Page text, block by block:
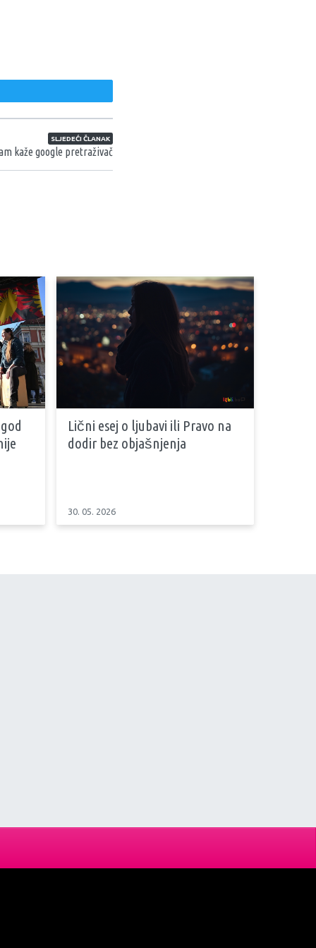
SLJEDEĆI ČLANAK
kaže google pretraživač
Lični esej o ljubavi ili Pravo na
dodir bez objašnjenja
30. 05. 2026